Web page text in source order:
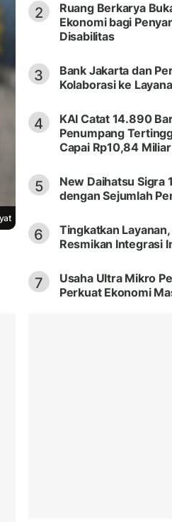
2
Ruang Berkarya
Ekonomi bagi
Disabilitas
3
Bank Jakarta dan
Kolaborasi ke
4
KAI Catat 14.890
Penumpang
Capai Rp10,84 Miliar
5
New Daihatsu Sigra
dengan Sejumlah
6
Tingkatkan
Resmikan Integrasi
7
Usaha Ultra Mikro
Perkuat Ekonomi